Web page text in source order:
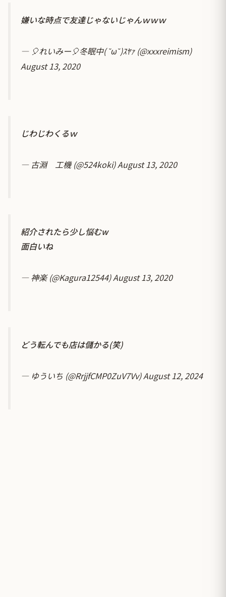
嫌いな時点で友達じゃないじゃんｗｗｗ
— 🎈れいみー🎈冬眠中( ˘ω˘)ｽﾔｧ (@xxxreimism)
August 13, 2020
じわじわくるｗ
— 古淵 工機 (@524koki)August 13, 2020
紹介されたら少し悩むw
面白いね
— 神楽 (@Kagura12544)August 13, 2020
どう転んでも店は儲かる(笑)
— ゆういち (@RrjjfCMP0ZuV7Vv)August 12, 2024